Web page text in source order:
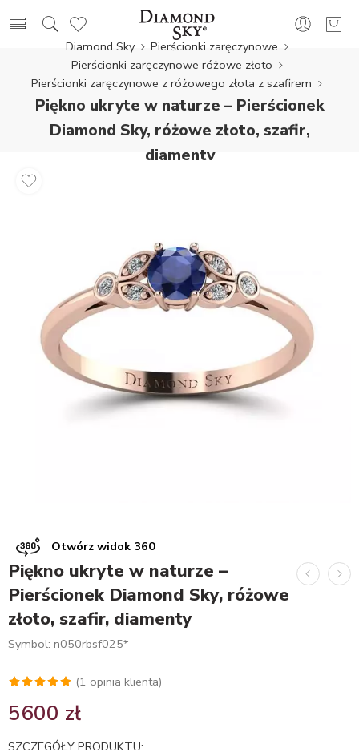
Diamond Sky
Pierścionki zaręczynowe
Pierścionki zaręczynowe różowe złoto
Pierścionki zaręczynowe z różowego złota z szafirem
Piękno ukryte w naturze – Pierścionek
Diamond Sky, różowe złoto, szafir,
diamenty
Otwórz widok 360
Piękno ukryte w naturze –
Pierścionek Diamond Sky, różowe
złoto, szafir, diamenty
Symbol: n050rbsf025*
5.00na 5
(1 opinia klienta)
5600 zł
SZCZEGÓŁY PRODUKTU: